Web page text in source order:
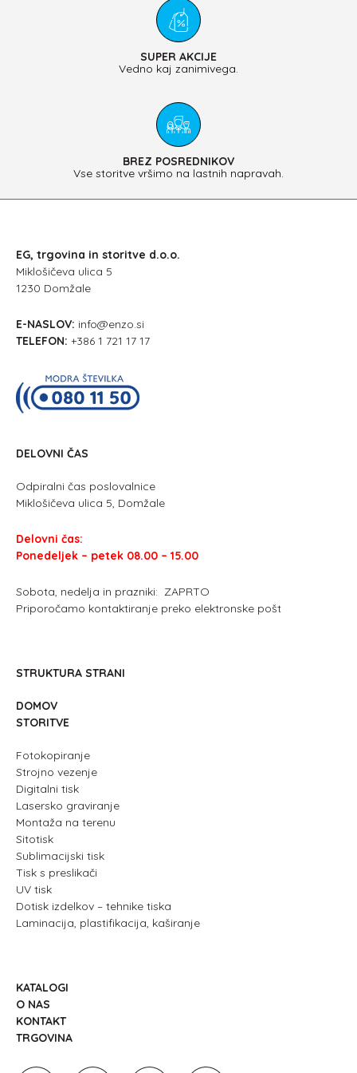
SUPER AKCIJE
Vedno kaj zanimivega.
BREZ POSREDNIKOV
Vse storitve vršimo na lastnih napravah.
EG, trgovina in storitve d.o.o.
Miklošičeva ulica 5
1230 Domžale
E-NASLOV: info@enzo.si
TELEFON: +386 1 721 17 17
DELOVNI ČAS
Odpiralni čas poslovalnice
Miklošičeva ulica 5, Domžale
Delovni čas:
Ponedeljek – petek 08.00 – 15.00
Sobota, nedelja in prazniki: ZAPRTO
Priporočamo kontaktiranje preko elektronske pošt
STRUKTURA STRANI
DOMOV
STORITVE
Fotokopiranje
Strojno vezenje
Digitalni tisk
Lasersko graviranje
Montaža na terenu
Sitotisk
Sublimacijski tisk
Tisk s preslikači
UV tisk
Dotisk izdelkov – tehnike tiska
Laminacija, plastifikacija, kaširanje
KATALOGI
O NAS
KONTAKT
TRGOVINA